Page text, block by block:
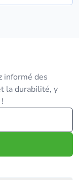
informé des
la durabilité, y